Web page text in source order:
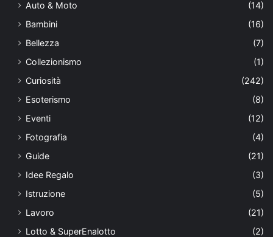
Auto & Moto
(14)
Bambini
(16)
Bellezza
(7)
Collezionismo
(1)
Curiosità
(242)
Esoterismo
(8)
Eventi
(12)
Fotografia
(4)
Guide
(21)
Idee Regalo
(3)
Istruzione
(5)
Lavoro
(21)
Lotto & SuperEnalotto
(2)